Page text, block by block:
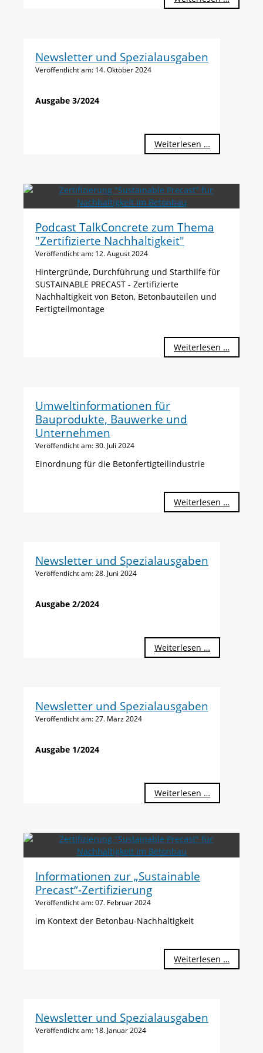
SPC-
Newsletter und Spezialausgaben
Veröffentlicht am: 14. Oktober 2024
Ausgabe 3/2024
Weiterlesen …
Podcast TalkConcrete zum Thema
"Zertifizierte Nachhaltigkeit"
Veröffentlicht am: 12. August 2024
Hintergründe, Durchführung und Starthilfe für
SUSTAINABLE PRECAST - Zertifizierte
Nachhaltigkeit von Beton, Betonbauteilen und
Fertigteilmontage
Weiterlesen …
Umweltinformationen für
Bauprodukte, Bauwerke und
Unternehmen
Veröffentlicht am: 30. Juli 2024
Einordnung für die Betonfertigteilindustrie
Weiterlesen …
für
Newsletter und Spezialausgaben
Veröffentlicht am: 28. Juni 2024
Ausgabe 2/2024
Weiterlesen …
Newsletter und Spezialausgaben
Veröffentlicht am: 27. März 2024
Ausgabe 1/2024
Weiterlesen …
Informationen zur „Sustainable
Precast“-Zertifizierung
Veröffentlicht am: 07. Februar 2024
im Kontext der Betonbau-Nachhaltigkeit
Weiterlesen …
zur
Newsletter und Spezialausgaben
Veröffentlicht am: 18. Januar 2024